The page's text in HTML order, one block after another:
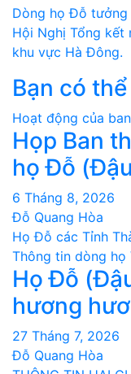
Điều
hướng
bài
viết
Dòng họ Đỗ tưởng
Hội Nghị Tổng kết
khu vực Hà Đông.
Bạn có
Hoạt động của
Họp Ban
họ Đỗ
6 Tháng 8, 2026
Đỗ Quang Hòa
Họ Đỗ các Tỉnh
Thông tin dòng họ
Họ Đỗ
hương
27 Tháng 7, 2026
Đỗ Quang Hòa